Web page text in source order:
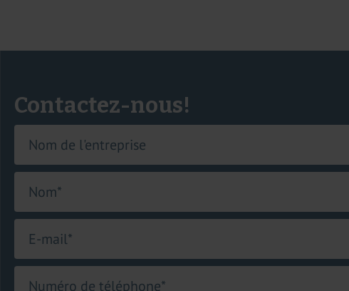
Contactez-nous!
Nom de l'entreprise
Nom*
E-mail*
Numéro de téléphone*